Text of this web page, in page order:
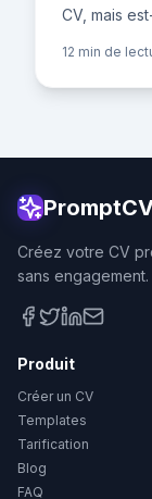
CV, mais
marché du
12 min de
Créez votre CV
sans engagement.
Produit
Créer un CV
Templates
Tarification
Blog
FAQ